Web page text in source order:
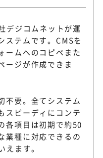
ジコムネットが運
ステムです。CMSを
ームへのコピペまた
ージが作成できま
不要。全てシステム
スピーディにコンテ
各項目は初期で約50
業種に対応できるの
ます。